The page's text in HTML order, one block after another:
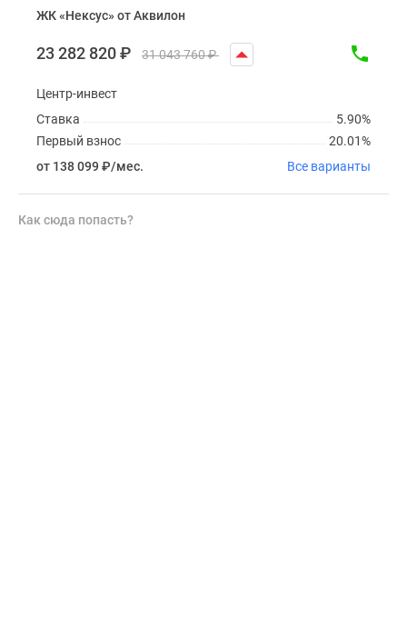
ЖК «Нексус» от Аквилон
23 282 820₽ 31 043 760₽
Центр-инвест
5.90%
Ставка
20.01%
Первый взнос
от 138 099 ₽/мес. Все варианты
Как сюда попасть?